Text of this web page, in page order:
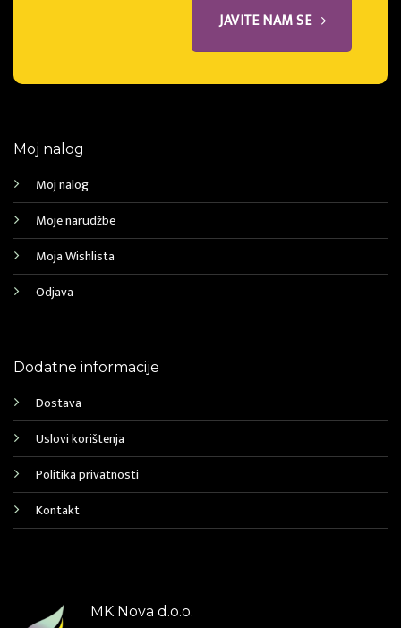
JAVITE NAM SE
Moj nalog
Moj nalog
Moje narudžbe
Moja Wishlista
Odjava
Dodatne informacije
Dostava
Uslovi korištenja
Politika privatnosti
Kontakt
MK Nova d.o.o.